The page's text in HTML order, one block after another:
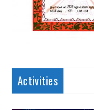
Activities